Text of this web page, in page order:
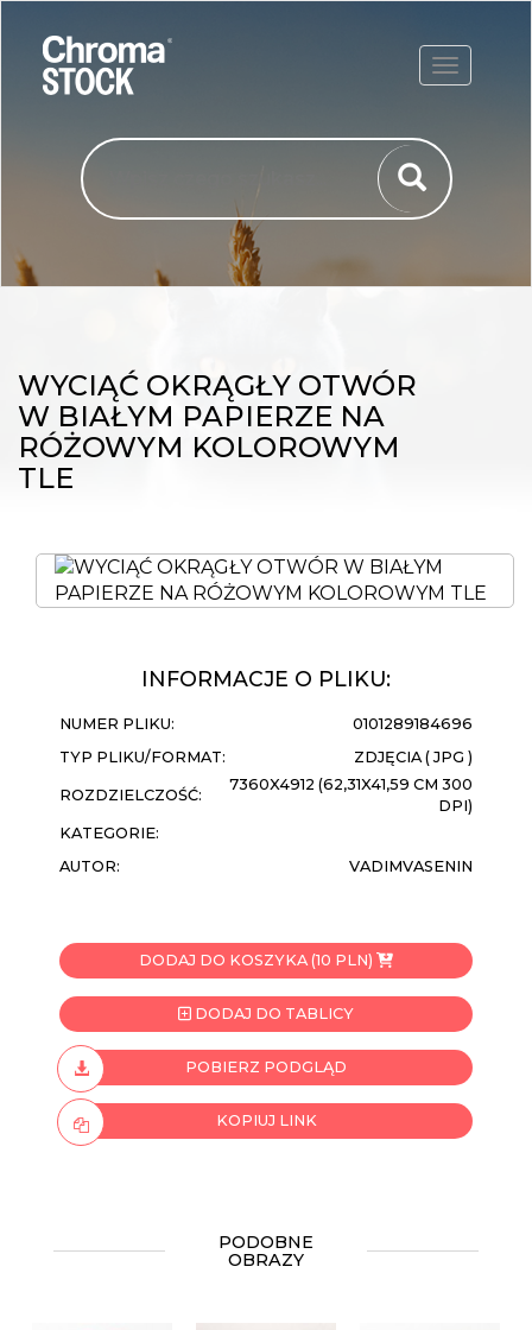
WYCIĄĆ OKRĄGŁY OTWÓR
W BIAŁYM PAPIERZE NA
RÓŻOWYM KOLOROWYM
TLE
INFORMACJE O PLIKU:
NUMER PLIKU:
0101289184696
TYP PLIKU/FORMAT:
ZDJĘCIA ( JPG )
ROZDZIELCZOŚĆ:
7360X4912 (62,31X41,59 CM 300
DPI)
KATEGORIE:
AUTOR:
VADIMVASENIN
DODAJ DO KOSZYKA (10 PLN)
DODAJ DO TABLICY
POBIERZ PODGLĄD
KOPIUJ LINK
PODOBNE
OBRAZY